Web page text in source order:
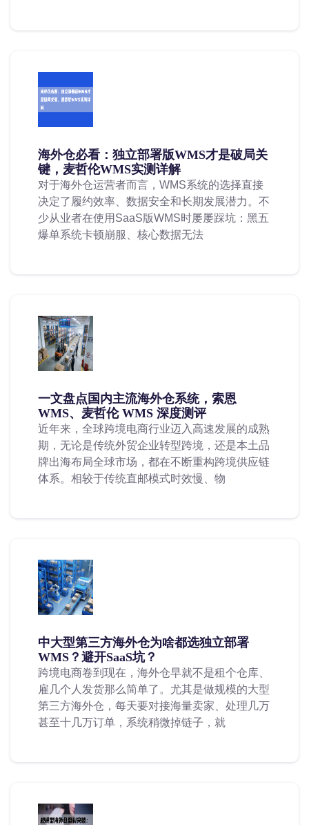
海外仓必看：独立部署版WMS才是破局关
键，麦哲伦WMS实测详解
对于海外仓运营者而言，WMS系统的选择直接
决定了履约效率、数据安全和长期发展潜力。不
少从业者在使用SaaS版WMS时屡屡踩坑：黑五
爆单系统卡顿崩服、核心数据无法
一文盘点国内主流海外仓系统，索恩
WMS、麦哲伦 WMS 深度测评
近年来，全球跨境电商行业迈入高速发展的成熟
期，无论是传统外贸企业转型跨境，还是本土品
牌出海布局全球市场，都在不断重构跨境供应链
体系。相较于传统直邮模式时效慢、物
中大型第三方海外仓为啥都选独立部署
WMS？避开SaaS坑？
跨境电商卷到现在，海外仓早就不是租个仓库、
雇几个人发货那么简单了。尤其是做规模的大型
第三方海外仓，每天要对接海量卖家、处理几万
甚至十几万订单，系统稍微掉链子，就